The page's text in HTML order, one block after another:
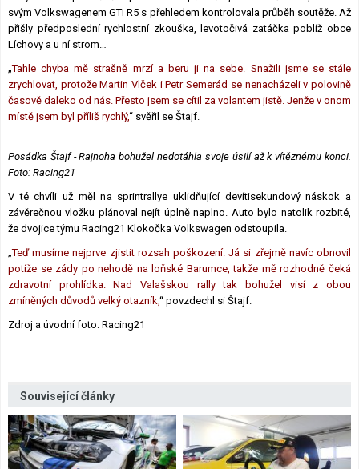
svým Volkswagenem GTI R5 s přehledem kontrolovala průběh soutěže. Až
přišly předposlední rychlostní zkouška, levotočivá zatáčka poblíž obce
Líchovy a u ní strom…
„Tahle chyba mě strašně mrzí a beru ji na sebe. Snažili jsme se stále
zrychlovat, protože Martin Vlček i Petr Semerád se nenacházeli v polovině
časově daleko od nás. Přesto jsem se cítil za volantem jistě. Jenže v onom
místě jsem byl příliš rychlý,“ svěřil se Štajf.
Posádka Štajf - Rajnoha bohužel nedotáhla svoje úsilí až k vítěznému konci.
Foto: Racing21
V té chvíli už měl na sprintrallye uklidňující devítisekundový náskok a
závěrečnou vložku plánoval nejít úplně naplno. Auto bylo natolik rozbité,
že dvojice týmu Racing21 Klokočka Volkswagen odstoupila.
„Teď musíme nejprve zjistit rozsah poškození. Já si zřejmě navíc obnovil
potíže se zády po nehodě na loňské Barumce, takže mě rozhodně čeká
zdravotní prohlídka. Nad Valašskou rally tak bohužel visí z obou
zmíněných důvodů velký otazník,“ povzdechl si Štajf.
Zdroj a úvodní foto: Racing21
Související články